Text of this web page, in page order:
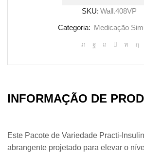
SKU: Wall.408VP
Categoria: Medicação
INFORMAÇÃO DE
Este Pacote de Variedade Practi-
abrangente projetado para elevar o